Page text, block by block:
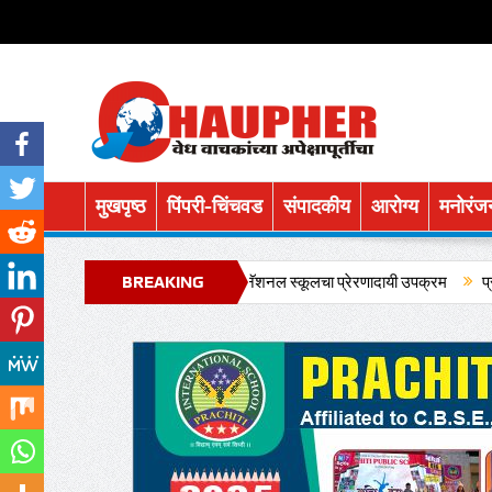
मुखपृष्ठ पिंपरी-चिंचवड संपादकीय आरोग्य
BREAKING
NEWS
गौरव प्रचिती इंटरनॅशनल स्कूलचा प्रेरणादायी उपक्रम प्रचिती पब्लिक